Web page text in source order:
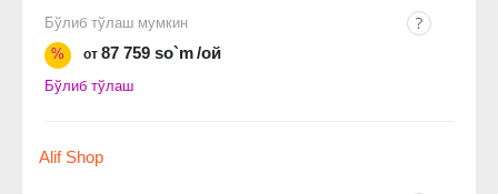
Бўлиб тўлаш мумкин
%
от 87 759 so`m/ой
Бўлиб тўлаш
Alif Shop